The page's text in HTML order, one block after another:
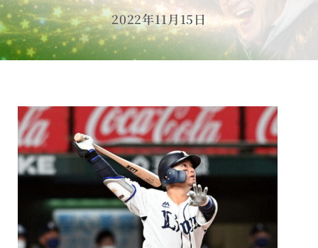
ご予約について
当日の過ごし方
保育所のご案内
ボヤキ100%
2022年11月15日